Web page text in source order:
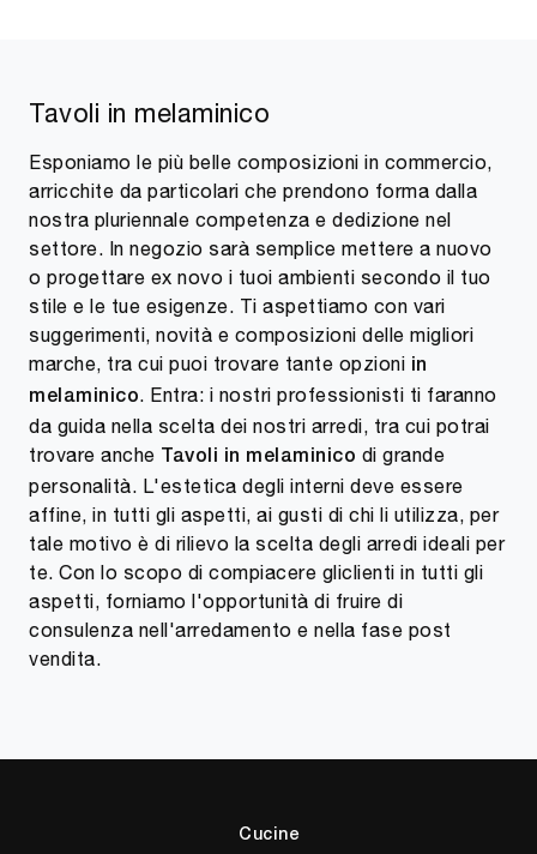
Tavoli in melaminico
Esponiamo le più belle composizioni in commercio,
arricchite da particolari che prendono forma dalla
nostra pluriennale competenza e dedizione nel
settore. In negozio sarà semplice mettere a nuovo
o progettare ex novo i tuoi ambienti secondo il tuo
stile e le tue esigenze. Ti aspettiamo con vari
suggerimenti, novità e composizioni delle migliori
marche, tra cui puoi trovare tante opzioni
in
melaminico. Entra: i nostri professionisti ti faranno
da guida nella scelta dei nostri arredi, tra cui potrai
trovare anche
Tavoli in melaminico di grande
personalità. L'estetica degli interni deve essere
affine, in tutti gli aspetti, ai gusti di chi li utilizza, per
tale motivo è di rilievo la scelta degli arredi ideali per
te. Con lo scopo di compiacere gliclienti in tutti gli
aspetti, forniamo l'opportunità di fruire di
consulenza nell'arredamento e nella fase post
vendita.
Cucine